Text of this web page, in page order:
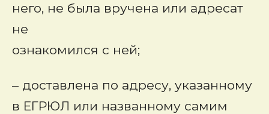
него, не была вручена или адресат
не
ознакомился с ней;
– доставлена по адресу, указанному
в ЕГРЮЛ или названному самим